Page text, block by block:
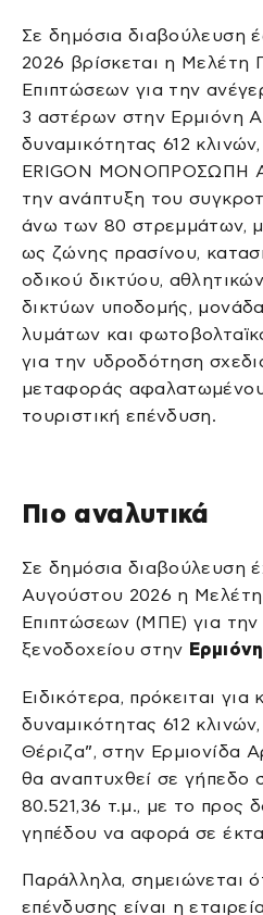
Σε δημόσια διαβούλευση
2026 βρίσκεται η Μελέτη
Επιπτώσεων για την
3 αστέρων στην Ερμιόνη
δυναμικότητας 612
ERIGON ΜΟΝΟΠΡΟΣΩΠΗ
την ανάπτυξη του
άνω των 80 στρεμμάτων,
ως ζώνης πρασίνου,
οδικού δικτύου,
δικτύων υποδομής,
λυμάτων και
για την υδροδότηση
μεταφοράς αφαλατωμένου
τουριστική επένδυση.
Πιο αναλυτικά
Σε δημόσια διαβούλευση
Αυγούστου 2026 η
Επιπτώσεων (ΜΠΕ) για την
ξενοδοχείου στην Ερμιόνη
Ειδικότερα, πρόκειται
δυναμικότητας 612
Θέριζα”, στην Ερμιονίδα
θα αναπτυχθεί σε γήπεδο
80.521,36 τ.μ., με το προς
γηπέδου να αφορά σε
Παράλληλα, σημειώνεται
επένδυσης είναι η